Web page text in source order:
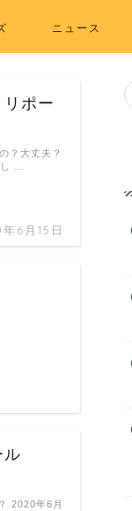
ニュース
リポー
6月15日
？大丈夫？
…
ル
2020年6月